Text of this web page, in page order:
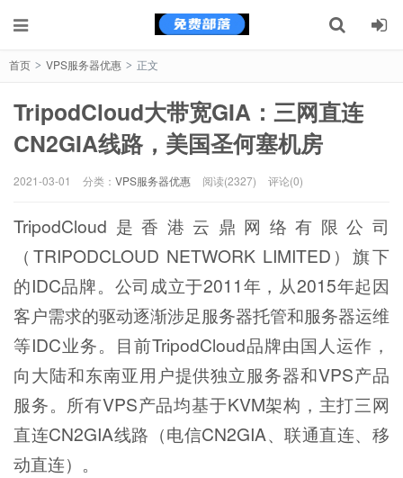
首页 > VPS服务器优惠 > 正文
TripodCloud大带宽GIA：三网直连
CN2GIA线路，美国圣何塞机房
2021-03-01 分类： VPS服务器优惠 阅读(2327) 评论(0)
TripodCloud是香港云鼎网络有限公司
（TRIPODCLOUD NETWORK LIMITED）旗下
的IDC品牌。公司成立于2011年，从2015年起因
客户需求的驱动逐渐涉足服务器托管和服务器运维
等IDC业务。目前TripodCloud品牌由国人运作，
向大陆和东南亚用户提供独立服务器和VPS产品
服务。所有VPS产品均基于KVM架构，主打三网
直连CN2GIA线路（电信CN2GIA、联通直连、移
动直连）。